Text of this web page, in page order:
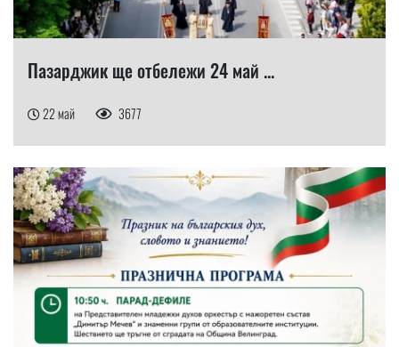
Пазарджик ще отбележи 24 май ...
22 май 3677